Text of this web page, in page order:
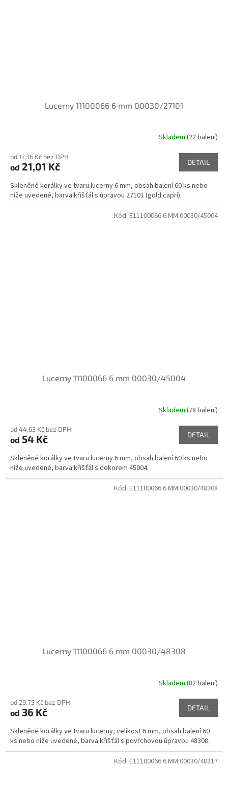
Lucerny 11100066 6 mm 00030/27101
Skladem (22 balení)
od 17,36 Kč bez DPH
od 21,01 Kč DETAIL
Skleněné korálky ve tvaru lucerny 6 mm, obsah balení 60 ks nebo
níže uvedené, barva křišťál s úpravou 27101 (gold capri).
Lucerny 11100066 6 mm 00030/45004
Skladem (78 balení)
od 44,63 Kč bez DPH
od 54 Kč DETAIL
Skleněné korálky ve tvaru lucerny 6 mm, obsah balení 60 ks nebo
níže uvedené, barva křišťál s dekorem 45004.
Kód: E11100066 6 MM 00030/45004
Lucerny 11100066 6 mm 00030/48308
Skladem (82 balení)
od 29,75 Kč bez DPH
od 36 Kč DETAIL
Skleněné korálky ve tvaru lucerny, velikost 6 mm, obsah balení 60
ks nebo níže uvedené, barva křišťál s povrchovou úpravou 48308.
Kód: E11100066 6 MM 00030/48308
Kód: E11100066 6 MM 00030/48317